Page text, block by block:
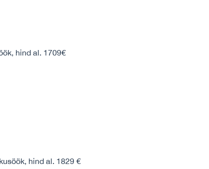
hind al. 1709€
hind al. 1829 €